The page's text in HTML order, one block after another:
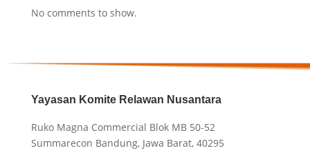
No comments to show.
Yayasan Komite Relawan Nusantara
Ruko Magna Commercial Blok MB 50-52
Summarecon Bandung, Jawa Barat, 40295